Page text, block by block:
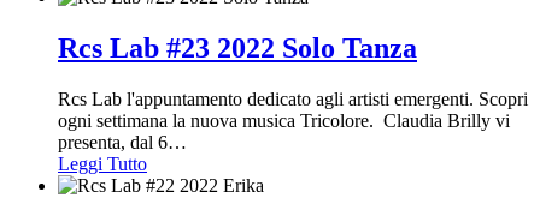
Rcs Lab #23 2022 Solo Tanza
Rcs Lab l'appuntamento dedicato agli artisti emergenti. Scopri
ogni settimana la nuova musica Tricolore. Claudia Brilly vi
presenta, dal 6…
Leggi Tutto